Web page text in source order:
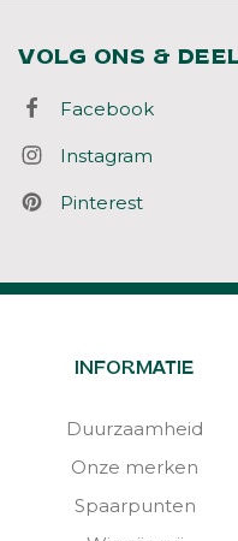
VOLG ONS &
Facebook
Instagram
Pinterest
INFORMATIE
Duurzaamheid
Onze merken
Spaarpunten